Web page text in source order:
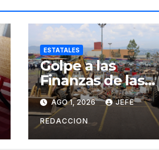
ESTATALES
Golpe a las
Finanzas de las
Organizaciones
Criminales en
Operativos
Interinstitucional
AGO 1, 2026 JEFE
REDACCION